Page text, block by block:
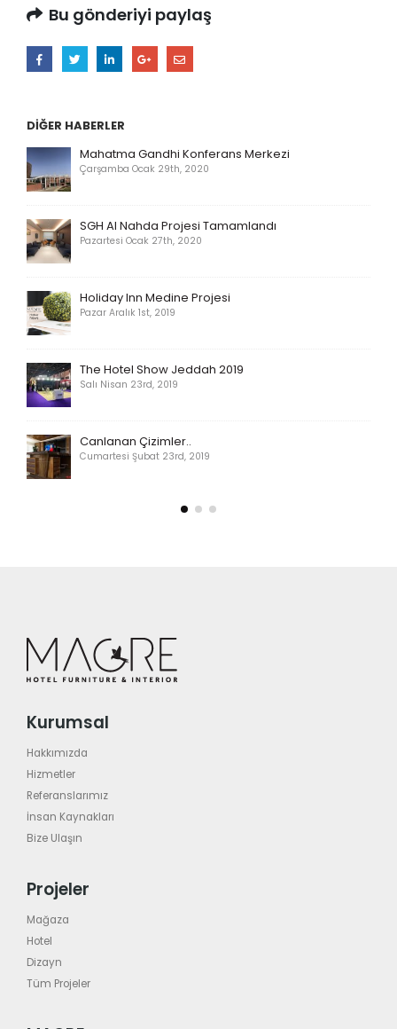
Bu gönderiyi paylaş
DIĞER HABERLER
Mahatma Gandhi Konferans Merkezi
Çarşamba Ocak 29th, 2020
SGH Al Nahda Projesi Tamamlandı
Pazartesi Ocak 27th, 2020
Holiday Inn Medine Projesi
Pazar Aralık 1st, 2019
The Hotel Show Jeddah 2019
Salı Nisan 23rd, 2019
Canlanan Çizimler..
Cumartesi Şubat 23rd, 2019
Kurumsal
Hakkımızda
Hizmetler
Referanslarımız
İnsan Kaynakları
Bize Ulaşın
Projeler
Mağaza
Hotel
Dizayn
Tüm Projeler